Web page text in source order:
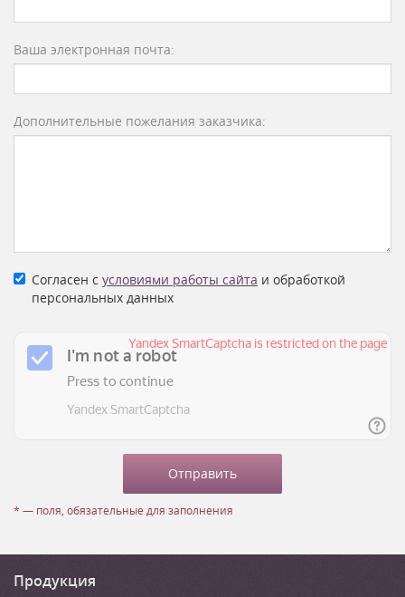
Ваша электронная почта:
Дополнительные пожелания заказчика:
Согласен с условиями работы сайта и обработкой
персональных данных
* — поля, обязательные для заполнения
Продукция